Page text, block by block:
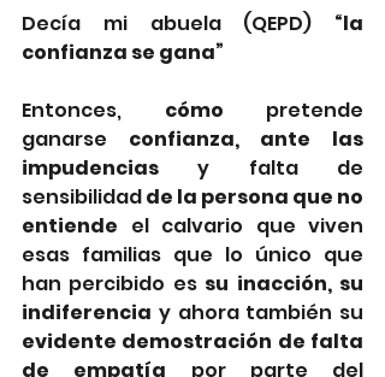
Decía mi abuela (QEPD) “la
confianza se gana”
Entonces, cómo pretende
ganarse confianza, ante las
impudencias y falta de
sensibilidad de la persona que no
entiende el calvario que viven
esas familias que lo único que
han percibido es su inacción, su
indiferencia
evidente demostración de falta
de empatía por parte del